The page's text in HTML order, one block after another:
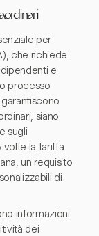
per
che richiede
e
processo
siano
sugli
volte la tariffa
un requisito
di
informazioni
dei